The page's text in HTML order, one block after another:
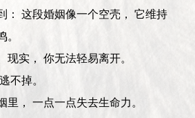
： 这段婚姻像一个空壳， 它维持
实， 你无法轻易离开。
不掉。
里， 一点一点失去生命力。